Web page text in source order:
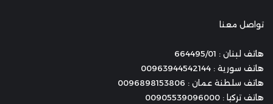
تواصل معنا
هاتف لبنان : 664495/01
هاتف سورية : 00963944542144
هاتف سلطنة عمان : 0096898153806
هاتف تركيا : 00905539096000